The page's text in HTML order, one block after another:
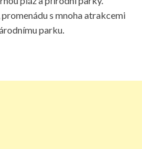
s mnoha atrakcemi
parku.